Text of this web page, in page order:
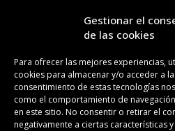
Gestionar el
de las cookies
Para ofrecer las mejores experiencias,
cookies para almacenar y/o acceder a
consentimiento de estas tecnologías
como el comportamiento de
en este sitio. No consentir o retirar el
negativamente a ciertas características
¡SUSCRÍBETE A NUESTRA
CONTACTO REDACCIÓN
ISSN 2385-4839 DL B